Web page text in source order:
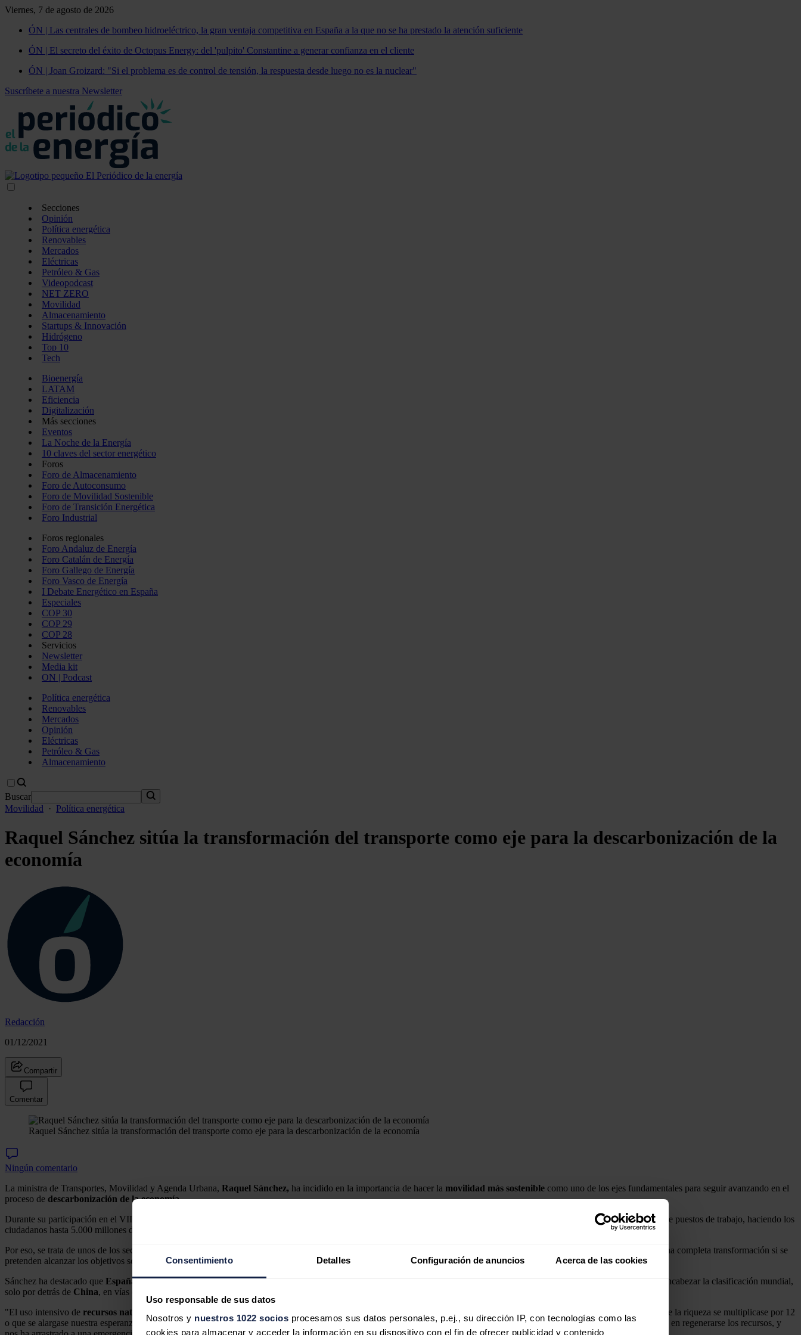
Consentimiento Detalles Configuración de anuncios Acerca de las cookies
Uso responsable de sus datos
Nosotros y nuestros 1022 socios procesamos sus datos personales, p.ej., su dirección IP, con tecnologías como las
cookies para almacenar y acceder la información en su dispositivo con el fin de ofrecer publicidad y contenido
Viernes, 7 de agosto de 2026
ÓN | Las centrales de bombeo hidroeléctrico, la gran ventaja competitiva en España a la que no se ha prestado la atención suficiente
ÓN | El secreto del éxito de Octopus Energy: del 'pulpito' Constantine a generar confianza en el cliente
ÓN | Joan Groizard: "Si el problema es de control de tensión, la respuesta desde luego no es la nuclear"
Suscríbete a nuestra Newsletter
Secciones
Opinión
Política energética
Renovables
Mercados
Eléctricas
Petróleo & Gas
Videopodcast
NET ZERO
Movilidad
Almacenamiento
Startups & Innovación
Hidrógeno
Top 10
Tech
Bioenergía
LATAM
Eficiencia
Digitalización
Más secciones
Eventos
La Noche de la Energía
10 claves del sector energético
Foros
Foro de Almacenamiento
Foro de Autoconsumo
Foro de Movilidad Sostenible
Foro de Transición Energética
Foro Industrial
Foros regionales
Foro Andaluz de Energía
Foro Catalán de Energía
Foro Gallego de Energía
Foro Vasco de Energía
I Debate Energético en España
Especiales
COP 30
COP 29
COP 28
Servicios
Newsletter
Media kit
ON | Podcast
Política energética
Renovables
Mercados
Opinión
Eléctricas
Petróleo & Gas
Almacenamiento
Buscar
Movilidad
· Política energética
Raquel Sánchez sitúa la transformación del transporte como eje para la descarbonización de la
economía
Redacción
01/12/2021
Compartir
Comentar
Raquel Sánchez sitúa la transformación del transporte como eje para la descarbonización de la economía
Ningún comentario
La ministra de Transportes, Movilidad y Agenda Urbana, Raquel Sánchez, ha incidido en la importancia de hacer la movilidad más sostenible como uno de los ejes fundamentales para seguir avanzando en el
proceso de descarbonización de la economía.
Durante su participación en el VIII Foro Industrial de
de España y un millón de puestos de trabajo, haciendo los
ciudadanos hasta 5.000 millones de viajes cada año en el transporte colectivo.
Por eso, se trata de unos de los sectores con más
, siendo el responsable de la contaminación en las ciudades, por lo que requiere de una completa transformación si se
pretenden alcanzar los objetivos sostenibles.
Sánchez ha destacado que España tiene que aprovechar el amplio desarrollo de sus infraestructuras, al ser el país europeo con más kilómetros de carreteras de alta capacidad y encabezar la clasificación mundial,
solo por detrás de China, en vías de alta velocidad ferroviaria.
"El uso intensivo de recursos naturales y de combustibles fósiles
permitió en el pasado avanzar y alcanzar cifras de desarrollo espectaculares, que la población se duplicara, que la riqueza se multiplicase por 12
o que se alargase nuestra esperanza de vida en 25 años en todo el mundo. Pero esto se ha demostrado insostenible, porque consumimos a un ritmo mucho mayor de lo que tardan en regenerarse los recursos, y